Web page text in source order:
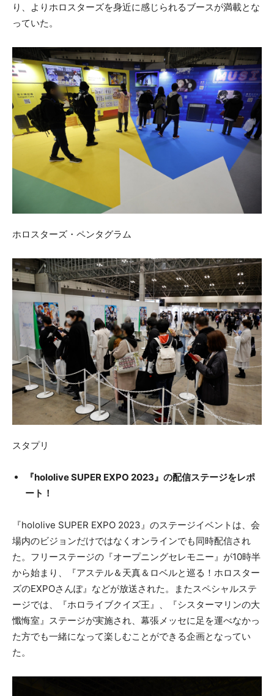
り、よりホロスターズを身近に感じられるブースが満載とな
っていた。
ホロスターズ・ペンタグラム
スタプリ
『hololive SUPER EXPO 2023』の配信ステージをレポ
ート！
『hololive SUPER EXPO 2023』のステージイベントは、会
場内のビジョンだけではなくオンラインでも同時配信され
た。フリーステージの『オープニングセレモニー』が10時半
から始まり、『アステル＆天真＆ロベルと巡る！ホロスター
ズのEXPOさんぽ』などが放送された。またスペシャルステ
ージでは、『ホロライブクイズ王』、『シスターマリンの大
懺悔室』ステージが実施され、幕張メッセに足を運べなかっ
た方でも一緒になって楽しむことができる企画となってい
た。